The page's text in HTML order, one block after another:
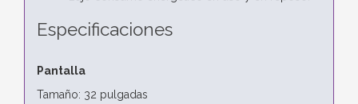
Especificaciones
Pantalla
Tamaño: 32 pulgadas